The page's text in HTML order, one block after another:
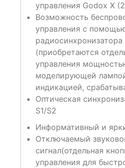
управления Godox X
Возможность
управления с
радиосинхронизатора
(приобретаются
управления
моделирующей
индикацией,
Оптическая
S1/S2
Информативный и
Отключаемый
сигнал(отдельная
управления для